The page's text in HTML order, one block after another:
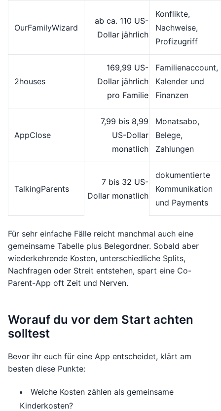
OurFamilyWizard
ab ca. 110 US-
Dollar jährlich
Konflikte,
Nachweise,
Profizugriff
2houses
169,99 US-
Dollar jährlich
pro Familie
Familienaccount,
Kalender und
Finanzen
AppClose
7,99 bis 8,99
US-Dollar
monatlich
Monatsabo,
Belege,
Zahlungen
TalkingParents
7 bis 32 US-
Dollar monatlich
dokumentierte
Kommunikation
und Payments
Für sehr einfache Fälle reicht manchmal auch eine
gemeinsame Tabelle plus Belegordner. Sobald aber
wiederkehrende Kosten, unterschiedliche Splits,
Nachfragen oder Streit entstehen, spart eine Co-
Parent-App oft Zeit und Nerven.
Worauf du vor dem Start achten
solltest
Bevor ihr euch für eine App entscheidet, klärt am
besten diese Punkte:
Welche Kosten zählen als gemeinsame
Kinderkosten?